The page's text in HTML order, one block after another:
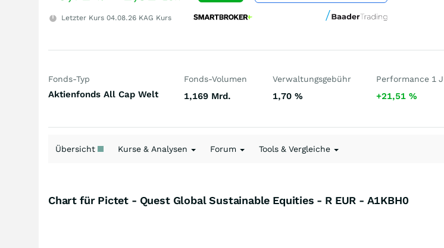
Letzter Kurs 04.08.26 KAG Kurs
Fonds-Typ
Aktienfonds All Cap Welt
Fonds-Volumen
1,169 Mrd.
Verwaltungsgebühr
1,70 %
Performance 1 J
+21,51%
Übersicht Kurse & Analysen Forum Tools & Vergleiche
Chart für Pictet - Quest Global Sustainable Equities - R EUR - A1KBH0